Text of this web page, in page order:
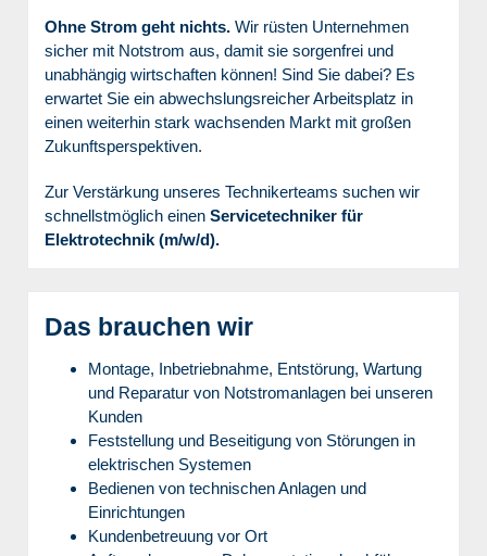
Ohne Strom geht nichts. Wir rüsten Unternehmen
sicher mit Notstrom aus, damit sie sorgenfrei und
unabhängig wirtschaften können! Sind Sie dabei? Es
erwartet Sie ein abwechslungsreicher Arbeitsplatz in
einen weiterhin stark wachsenden Markt mit großen
Zukunftsperspektiven.
Zur Verstärkung unseres Technikerteams suchen wir
schnellstmöglich einen Servicetechniker für
Elektrotechnik (m/w/d).
Das brauchen wir
Montage, Inbetriebnahme, Entstörung, Wartung
und Reparatur von Notstromanlagen bei unseren
Kunden
Feststellung und Beseitigung von Störungen in
elektrischen Systemen
Bedienen von technischen Anlagen und
Einrichtungen
Kundenbetreuung vor Ort